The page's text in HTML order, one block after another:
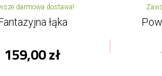
darmowa dostawa!
łąka
159,00 zł